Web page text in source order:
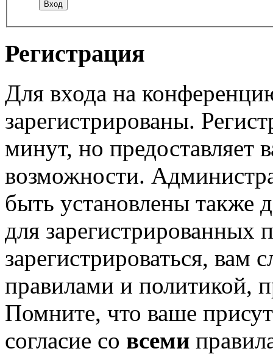
Регистрация
Для входа на
зарегистрированы.
минут, но предоставляет
возможности.
быть установлены также
для зарегистрированных
зарегистрироваться, вам
правилами и политикой,
Помните, что ваше
согласие со всеми